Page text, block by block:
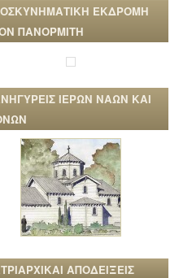
ΕΚΔΡΟΜΗ
ΠΑΝΟΡΜΙΤΗ
ΙΕΡΩΝ ΝΑΩΝ ΚΑΙ
ΑΠΟΔΕΙΞΕΙΣ